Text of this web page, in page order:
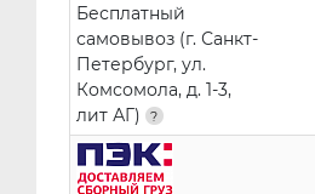
Бесплатный
самовывоз (г. Санкт-
Петербург, ул.
Комсомола, д. 1-3,
лит АГ)